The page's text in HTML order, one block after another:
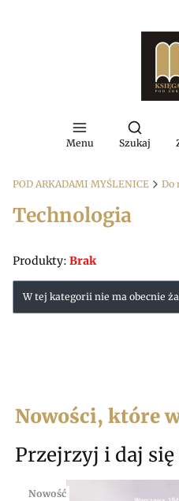
Menu
Otwórz
Szukaj
POD ARKADAMI MYŚLENICE Do
Technologia
Produkty: Brak
Lista produktów
W tej kategorii nie ma obecnie
Nowości, które
Przejrzyj i daj
Nowość